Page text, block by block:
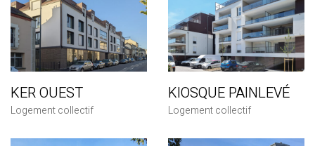
KER OUEST
Logement collectif
KIOSQUE PAINLEVÉ
Logement collectif